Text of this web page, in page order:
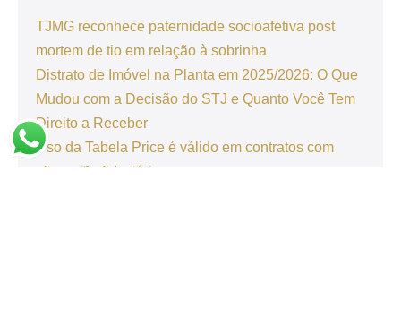
TJMG reconhece paternidade socioafetiva post
mortem de tio em relação à sobrinha
Distrato de Imóvel na Planta em 2025/2026: O Que
Mudou com a Decisão do STJ e Quanto Você Tem
Direito a Receber
Uso da Tabela Price é válido em contratos com
alienação fiduciária